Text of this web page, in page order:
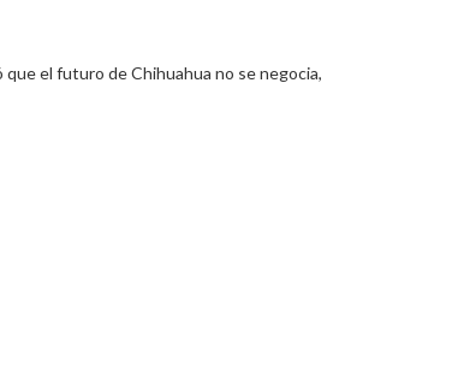
el futuro de Chihuahua no se negocia,